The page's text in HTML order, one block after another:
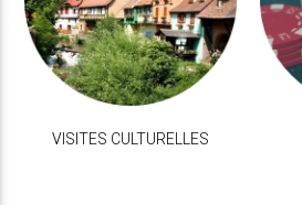
VISITES CULTURELLES